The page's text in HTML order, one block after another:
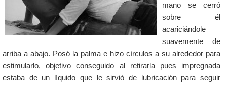
mano se cerró
sobre él
acariciándole
suavemente de
arriba a abajo. Posó la palma e hizo círculos a su alrededor para
estimularlo, objetivo conseguido al retirarla pues impregnada
estaba de un líquido que le sirvió de lubricación para seguir